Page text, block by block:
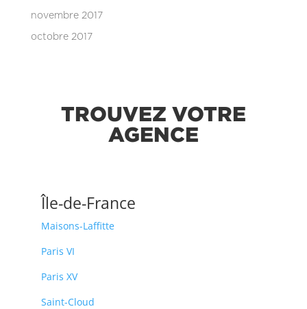
novembre 2017
octobre 2017
TROUVEZ VOTRE
AGENCE
Île-de-France
Maisons-Laffitte
Paris VI
Paris XV
Saint-Cloud